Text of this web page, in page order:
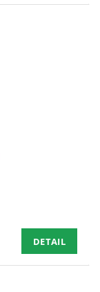
DETAIL